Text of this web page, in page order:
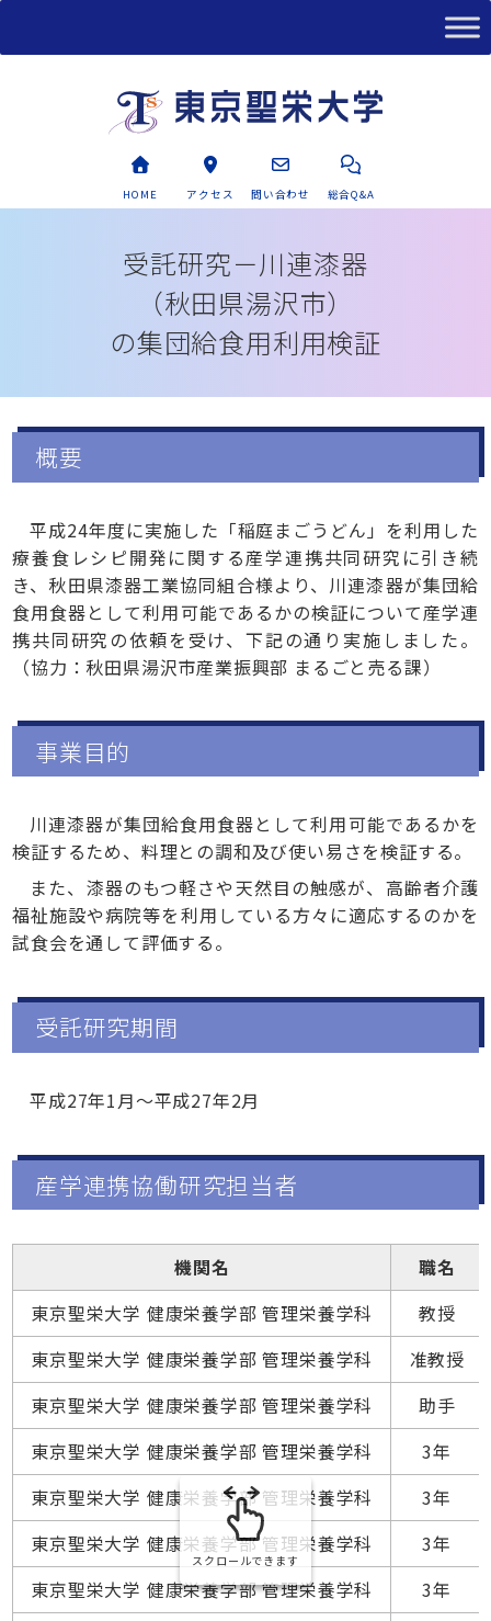
HOME アクセス 問い合わせ 総合Q&A
受託研究－川連漆器
（秋田県湯沢市）
の集団給食用利用検証
概要
平成24年度に実施した「稲庭まごうどん」を利用した
療養食レシピ開発に関する産学連携共同研究に引き続
き、秋田県漆器工業協同組合様より、川連漆器が集団給
食用食器として利用可能であるかの検証について産学連
携共同研究の依頼を受け、下記の通り実施しました。
（協力：秋田県湯沢市産業振興部 まるごと売る課）
事業目的
川連漆器が集団給食用食器として利用可能であるかを
検証するため、料理との調和及び使い易さを検証する。
また、漆器のもつ軽さや天然目の触感が、高齢者介護
福祉施設や病院等を利用している方々に適応するのかを
試食会を通して評価する。
受託研究期間
平成27年1月～平成27年2月
産学連携協働研究担当者
機関名
職名
東京聖栄大学 健康栄養学部 管理栄養学科
教授
東京聖栄大学 健康栄養学部 管理栄養学科
准教授
東京聖栄大学 健康栄養学部 管理栄養学科
助手
東京聖栄大学 健康栄養学部 管理栄養学科
3年
東京聖栄大学 健康栄養学部 管理栄養学科
3年
東京聖栄大学 健康栄養学部 管理栄養学科
3年
東京聖栄大学 健康栄養学部 管理栄養学科
3年
スクロールできます